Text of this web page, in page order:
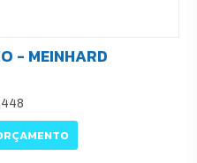
- MEINHARD